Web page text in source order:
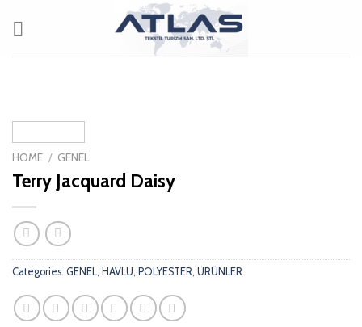
HOME / GENEL
Terry Jacquard Daisy
Categories: GENEL, HAVLU, POLYESTER, ÜRÜNLER